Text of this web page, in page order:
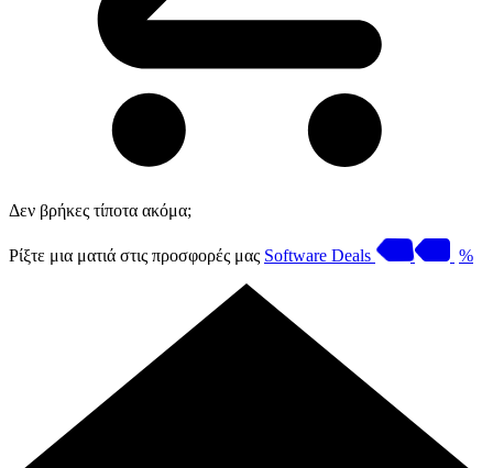
Δεν βρήκες τίποτα ακόμα;
Ρίξτε μια ματιά στις προσφορές μας Software Deals %